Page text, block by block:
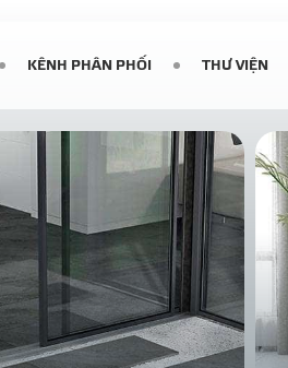
KÊNH PHÂN PHỐI THƯ VIỆN